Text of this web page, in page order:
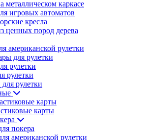
металлическом каркасе
игровых автоматов
кресла
ценных пород дерева
американской рулетки
для рулетки
рулетки
рулетки
рулетки
карты
карты
покера
американской рулетки